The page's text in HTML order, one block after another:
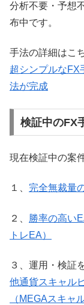
分析不要・予想
布中です。
手法の詳細はこ
超シンプルな
法が完成
検証中のFX
現在検証中の案
１、 完全無裁量
２、 勝率の高い
トレEA）
３、運用・検証
他通貨スキャル
（MEGAスキャ